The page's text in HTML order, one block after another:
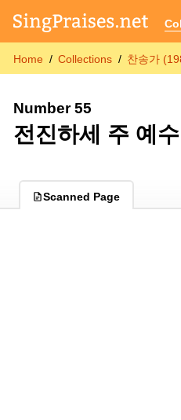
Home Collections 찬송가
Number 55
전진하세 주 예
Scanned Page